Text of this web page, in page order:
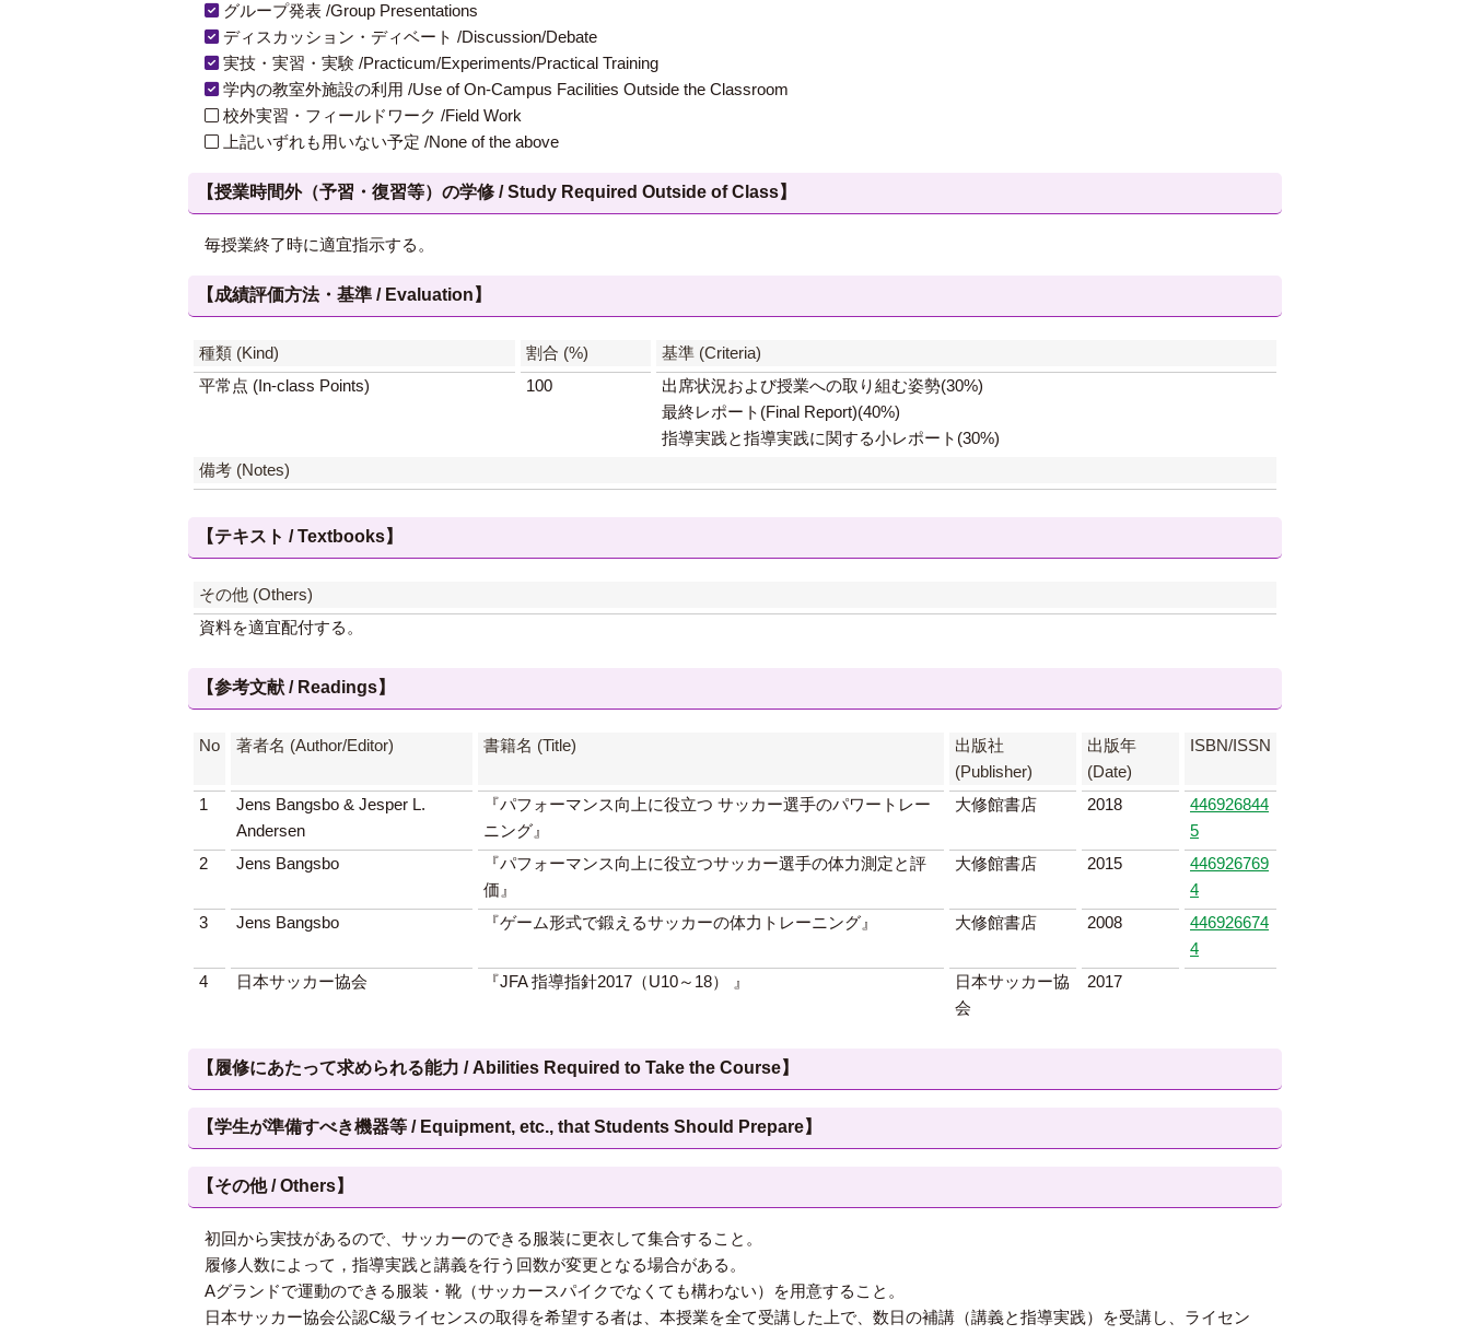
グループ発表 /Group Presentations
ディスカッション・ディベート /Discussion/Debate
実技・実習・実験 /Practicum/Experiments/Practical Training
学内の教室外施設の利用 /Use of On-Campus Facilities Outside the Classroom
校外実習・フィールドワーク /Field Work
上記いずれも用いない予定 /None of the above
【授業時間外（予習・復習等）の学修 / Study Required Outside of Class】
毎授業終了時に適宜指示する。
【成績評価方法・基準 / Evaluation】
種類 (Kind) 割合 (%)
基準 (Criteria)
平常点 (In-class Points)
100
出席状況および授業への取り組む姿勢(30%)
最終レポート(Final Report)(40%)
指導実践と指導実践に関する小レポート(30%)
備考 (Notes)
【テキスト / Textbooks】
その他 (Others)
資料を適宜配付する。
【参考文献 / Readings】
No 著者名 (Author/Editor) 書籍名 (Title)
出版社
(Publisher)
出版年
(Date)
ISBN/ISSN
1
Jens Bangsbo & Jesper L.
Andersen
『パフォーマンス向上に役立つ サッカー選手のパワートレー
ニング』
大修館書店 2018
446926844
5
2
Jens Bangsbo
『パフォーマンス向上に役立つサッカー選手の体力測定と評
価』
大修館書店 2015
446926769
4
3
Jens Bangsbo 『ゲーム形式で鍛えるサッカーの体力トレーニング』 大修館書店 2008
446926674
4
4
日本サッカー協会 『JFA 指導指針2017（U10～18） 』
日本サッカー協
会
2017
【履修にあたって求められる能力 / Abilities Required to Take the Course】
【学生が準備すべき機器等 / Equipment, etc., that Students Should Prepare】
【その他 / Others】
初回から実技があるので、サッカーのできる服装に更衣して集合すること。
履修人数によって，指導実践と講義を行う回数が変更となる場合がある。
Aグランドで運動のできる服装・靴（サッカースパイクでなくても構わない）を用意すること。
日本サッカー協会公認C級ライセンスの取得を希望する者は、本授業を全て受講した上で、数日の補講（講義と指導実践）を受講し、ライセン